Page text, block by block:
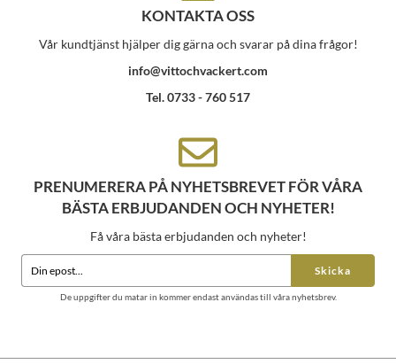
KONTAKTA OSS
Vår kundtjänst hjälper dig gärna och svarar på dina frågor!
info@vittochvackert.com
Tel. 0733 - 760 517
PRENUMERERA PÅ NYHETSBREVET FÖR VÅRA
BÄSTA ERBJUDANDEN OCH NYHETER!
Få våra bästa erbjudanden och nyheter!
Skicka
De uppgifter du matar in kommer endast användas till våra nyhetsbrev.